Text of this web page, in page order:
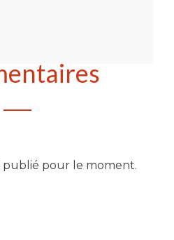
publié pour le moment.